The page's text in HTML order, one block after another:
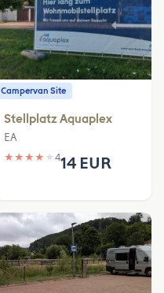
Campervan Site
Stellplatz Aquaplex
EA
★ ★ ★ ★ ★ 414 EUR